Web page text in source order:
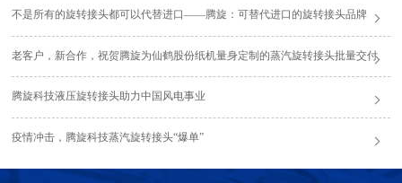
不是所有的旋转接头都可以代替进口——腾旋：可替代进口的旋转接头品牌
老客户，新合作，祝贺腾旋为仙鹤股份纸机量身定制的蒸汽旋转接头批量交付
腾旋科技液压旋转接头助力中国风电事业
疫情冲击，腾旋科技蒸汽旋转接头“爆单”